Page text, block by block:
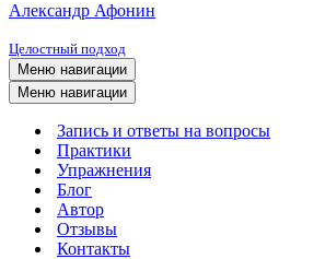
Александр Афонин
Целостный подход
Меню навигации
Меню навигации
Запись и ответы на вопросы
Практики
Упражнения
Блог
Автор
Отзывы
Контакты